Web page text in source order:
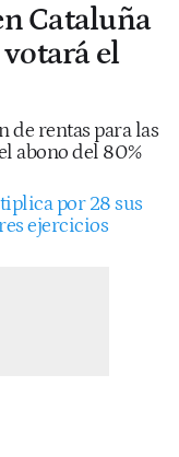
Cataluña
votará el
de rentas para las
abono del 80%
por 28 sus
ejercicios